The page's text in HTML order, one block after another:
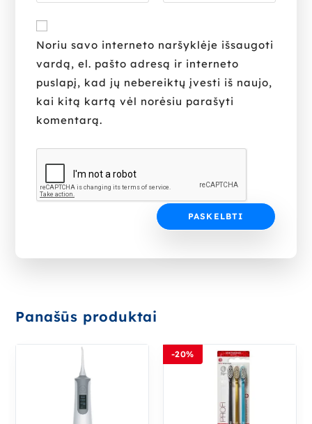
Noriu savo interneto naršyklėje išsaugoti
vardą, el. pašto adresą ir interneto
puslapį, kad jų nebereiktų įvesti iš naujo,
kai kitą kartą vėl norėsiu parašyti
komentarą.
Panašūs produktai
-20%